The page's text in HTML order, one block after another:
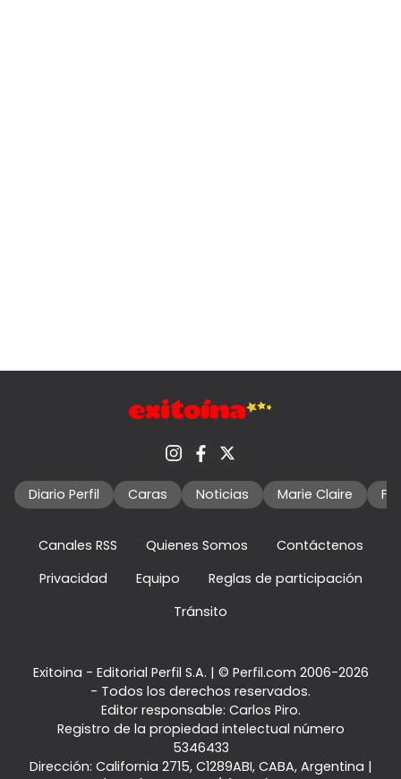
Diario Perfil Caras Noticias Marie Claire
Canales RSS Quienes Somos
Contáctenos
Privacidad
Equipo
Reglas de participación
Tránsito
Exitoina - Editorial Perfil S.A. | © Perfil.com 2006-2026
- Todos los derechos reservados.
Editor responsable: Carlos Piro.
Registro de la propiedad intelectual número
5346433
Dirección: California 2715, C1289ABI, CABA, Argentina |